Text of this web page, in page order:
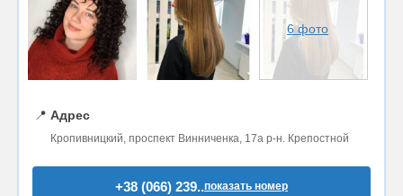
6 фото
📍 Адрес
Кропивницкий, проспект Винниченка, 17а р-н. Крепостной
+38 (066) 239..показать номер